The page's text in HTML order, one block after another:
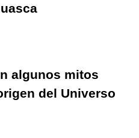
algunos mitos
del Universo